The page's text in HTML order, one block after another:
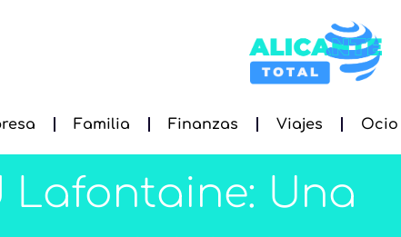
Familia Finanzas Viajes Ocio
Lafontaine: Una